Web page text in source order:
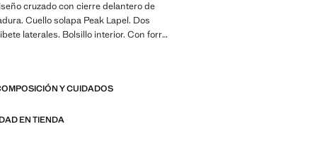
cruzado con cierre delantero de
Cuello solapa Peak Lapel. Dos
laterales. Bolsillo interior. Con forro
en rebajas
Made to last. Hemos reforzado
a nuestras prendas.
Y CUIDADOS
EN TIENDA